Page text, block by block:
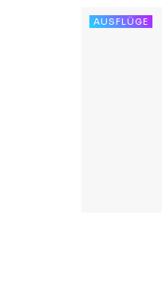
AUSFLÜGE